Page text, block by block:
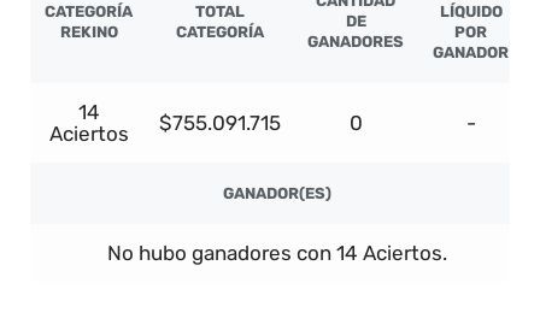
CATEGORÍA
REKINO
TOTAL
CATEGORÍA
DE
GANADORES
LÍQUIDO
POR
GANADOR
14
Aciertos
$755.091.715 0 -
GANADOR(ES)
No hubo ganadores con 14 Aciertos.